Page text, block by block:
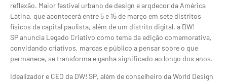
reflexão. Maior festival urbano de design e arqdecor da América
Latina, que acontecerá entre 5 e 15 de março em sete distritos
físicos da capital paulista, além de um distrito digital, a DW!
SP anuncia Legado Criativo como tema da edição comemorativa,
convidando criativos, marcas e público a pensar sobre o que
permanece, se transforma e ganha significado ao longo dos anos.
Idealizador e CEO da DW! SP, além de conselheiro da World Design